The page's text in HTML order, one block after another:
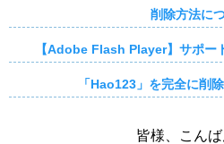
削除方法に
【Adobe Flash Player】サポー
「Hao123」を完全に削
皆様、こんば